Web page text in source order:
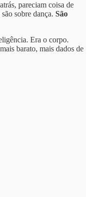
pareciam coisa de
sobre dança. São
Era o corpo.
barato, mais dados de